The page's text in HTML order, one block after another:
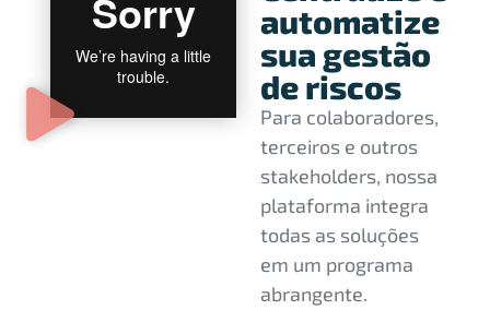
automatize
sua gestão
de riscos
Para colaboradores,
terceiros e outros
stakeholders, nossa
plataforma integra
todas as soluções
em um programa
abrangente.